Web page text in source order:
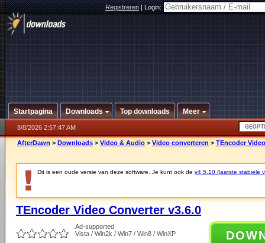
Registreren|Login:
Startpagina Downloads Top downloads Meer
8/8/2026 2:57:47 AM
AfterDawn > Downloads > Video & Audio > Video converteren > TEncoder
Dit is een oude versie van deze software. Je kunt ook de v4.5.10 (laatste stabiele
TEncoder Video Converter v3.6.0
Ad-supported
Vista / Win2k / Win7 / Win8 / WinXP